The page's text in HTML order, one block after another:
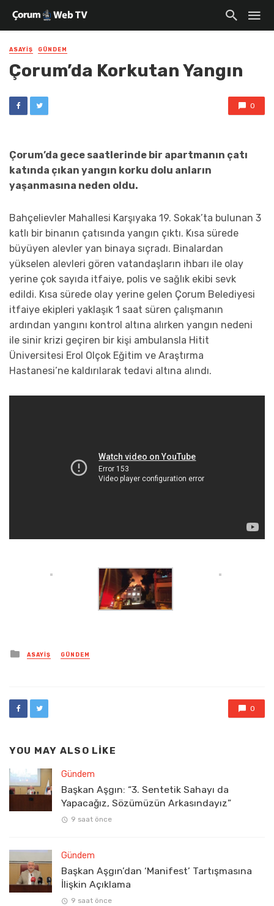
ASAYIŞ GÜNDEM
Çorum’da Korkutan Yangın
0
Çorum’da gece saatlerinde bir apartmanın çatı
katında çıkan yangın korku dolu anların
yaşanmasına neden oldu.
Bahçelievler Mahallesi Karşıyaka 19. Sokak’ta bulunan 3
katlı bir binanın çatısında yangın çıktı. Kısa sürede
büyüyen alevler yan binaya sıçradı. Binalardan
yükselen alevleri gören vatandaşların ihbarı ile olay
yerine çok sayıda itfaiye, polis ve sağlık ekibi sevk
edildi. Kısa sürede olay yerine gelen Çorum Belediyesi
itfaiye ekipleri yaklaşık 1 saat süren çalışmanın
ardından yangını kontrol altına alırken yangın nedeni
ile sinir krizi geçiren bir kişi ambulansla Hitit
Üniversitesi Erol Olçok Eğitim ve Araştırma
Hastanesi’ne kaldırılarak tedavi altına alındı.
Posted
in
ASAYIŞ GÜNDEM
0
YOU MAY ALSO LIKE
Gündem
Başkan Aşgın: “3. Sentetik Sahayı da
Yapacağız, Sözümüzün Arkasındayız”
9 saat önce
Gündem
Başkan Aşgın’dan ‘Manifest’ Tartışmasına
İlişkin Açıklama
9 saat önce